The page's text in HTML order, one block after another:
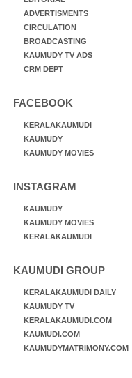
ADVERTISMENTS
CIRCULATION
BROADCASTING
KAUMUDY TV ADS
CRM DEPT
FACEBOOK
KERALAKAUMUDI
KAUMUDY
KAUMUDY MOVIES
INSTAGRAM
KAUMUDY
KAUMUDY MOVIES
KERALAKAUMUDI
KAUMUDI GROUP
KERALAKAUMUDI DAILY
KAUMUDY TV
KERALAKAUMUDI.COM
KAUMUDI.COM
KAUMUDYMATRIMONY.COM